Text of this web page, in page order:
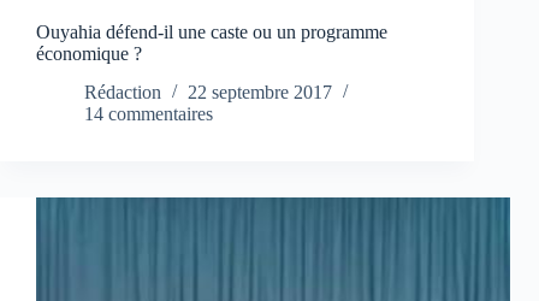
Ouyahia défend-il une caste ou un programme
économique ?
Rédaction
22 septembre 2017
14 commentaires